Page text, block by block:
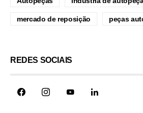
mercado de reposição peças
REDES SOCIAIS